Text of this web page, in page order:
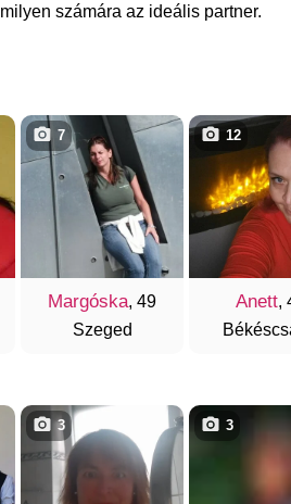
számára az ideális partner.
Margóska, 49
Szeged
7
Anett,
12
3 3